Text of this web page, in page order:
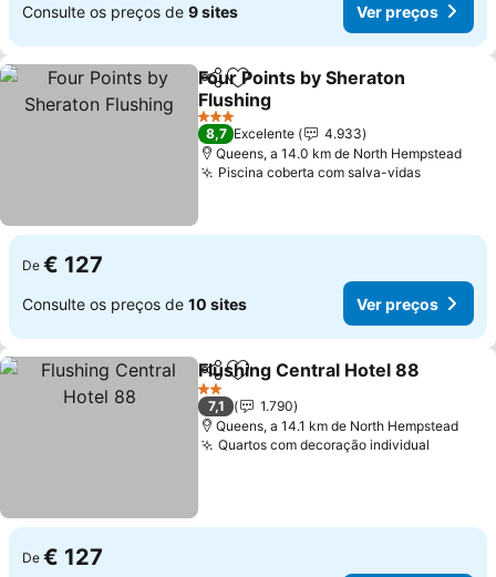
Consulte os preços de 9 sites Ver preços
PartilharAdicionar aos favoritos
Four Points by Sheraton
Flushing
3 Estrelas
8,7 Excelente
4.933
Queens, a 14.0 km de North Hempstead
Piscina coberta com salva-vidas
De € 127
Consulte os preços de 10 sites Ver preços
PartilharAdicionar aos favoritos
Flushing Central Hotel 88
2 Estrelas
7,1
1.790
Queens, a 14.1 km de North Hempstead
Quartos com decoração individual
De € 127